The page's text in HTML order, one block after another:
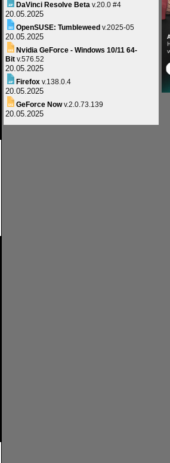
DaVinci Resolve Beta v.20.0 #4
20.05.2025
OpenSUSE: Tumbleweed v.2025-05
20.05.2025
Nvidia GeForce - Windows 10/11 64-
Bit v.576.52
20.05.2025
Firefox v.138.0.4
20.05.2025
GeForce Nowv.2.0.73.139
20.05.2025